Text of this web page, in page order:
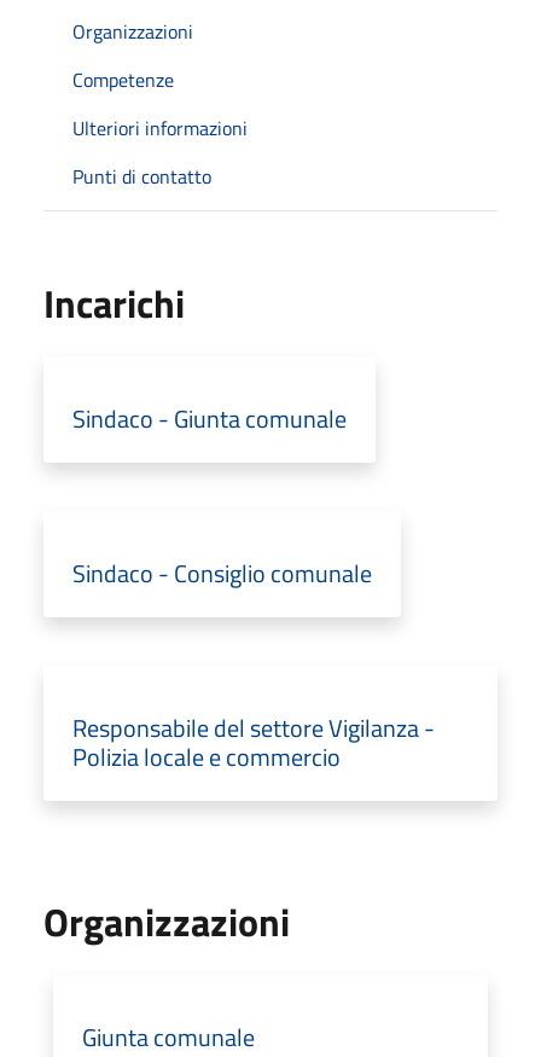
Organizzazioni
Competenze
Ulteriori informazioni
Punti di contatto
Incarichi
Sindaco - Giunta comunale
Sindaco - Consiglio comunale
Responsabile del settore Vigilanza -
Polizia locale e commercio
Organizzazioni
Giunta comunale